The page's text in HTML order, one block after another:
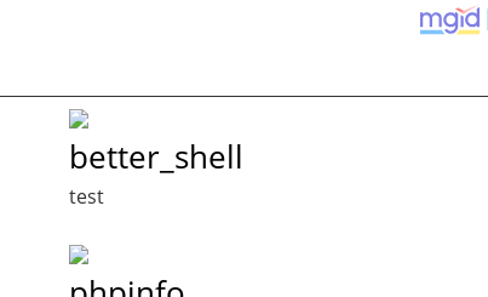
better_shell
test